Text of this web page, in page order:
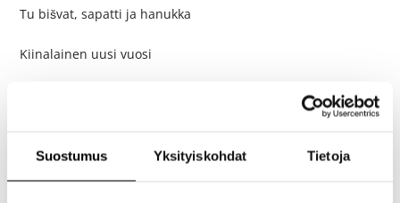
Suostumus Yksityiskohdat Tietoja
Tu bišvat, sapatti ja hanukka
Kiinalainen uusi vuosi